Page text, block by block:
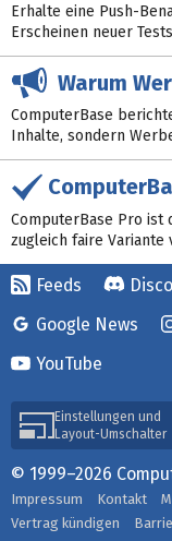
Erhalte eine Push-
Erscheinen neuer
Warum
ComputerBase
Inhalte, sondern
ComputerBase Pro ist
zugleich faire Variante
Feeds
Google News
YouTube
Einstellungen und
Layout-Umschalter
© 1999–2026
Impressum Kontakt
Vertrag kündigen